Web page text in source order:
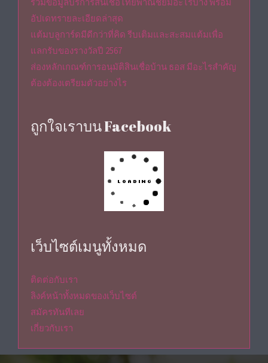
อัปเดทรายละเอียดล่าสุด
แต้มบลูการ์ดมีดีกว่าที่คิด รีบเติมและสะสมแต้มเพื่อ
แลกรับของรางวัลปี 2567
ส่องหลักเกณฑ์การอนุมัติสินเชื่อบ้าน ธอส มีอะไรสำคัญ
ต้องต้องเตรียมตัวอย่างไร
ถูกใจเราบน Facebook
เว็บไซต์เมนูทั้งหมด
ติดต่อกับเรา
ลิงค์หน้าทั้งหมดของเว็บไซต์
สมัครทันทีเลย
เกี่ยวกับเรา